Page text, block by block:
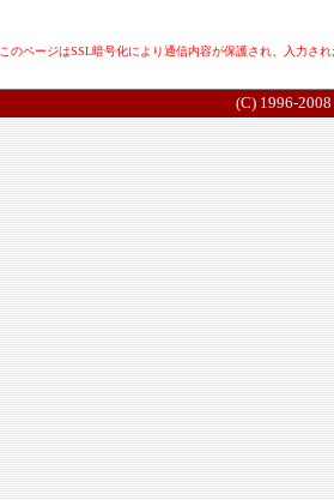
このページはSSL暗号化により通信内容が保護され、入力さ
(C) 1996-